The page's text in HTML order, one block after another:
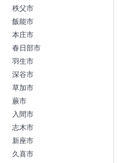
秩父市
飯能市
本庄市
春日部市
羽生市
深谷市
草加市
蕨市
入間市
志木市
新座市
久喜市